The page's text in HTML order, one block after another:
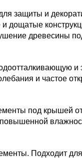
защиты и
дощатые
древесины
и
и частое
под крышей
Подходит